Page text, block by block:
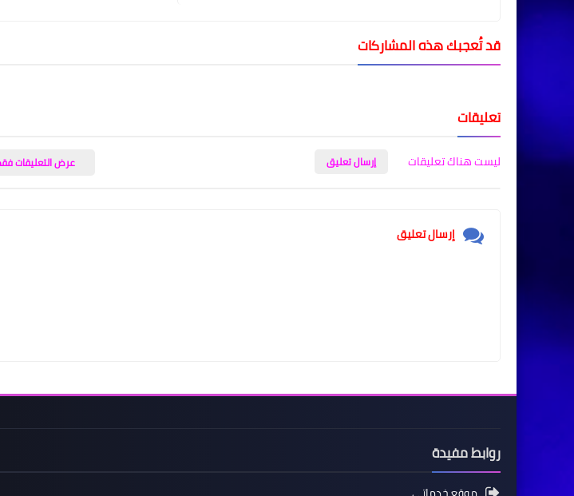
قد تُعجبك هذه المشاركات
تعليقات
ليست هناك تعليقات إرسال تعليق عرض التعليقات
إرسال تعليق
روابط مفيدة